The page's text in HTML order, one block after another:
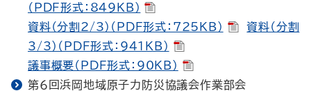
（PDF形式：849KB）
資料（分割2/3）（PDF形式：725KB）
資料（分割
3/3）（PDF形式：941KB）
議事概要（PDF形式：90KB）
第６回浜岡地域原子力防災協議会作業部会